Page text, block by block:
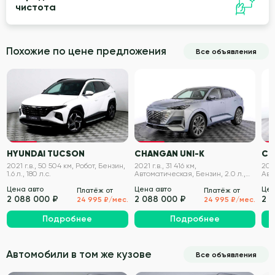
чистота
Похожие по цене предложения Все объявления
VIN проверен
HYUNDAI TUCSON
2021 г.в., 50 504 км, Робот, Бензин,
1.6 л., 180 л.с.
Цена авто
2 088 000 ₽
Платёж от
24 995 ₽/мес.
Подробнее
VIN проверен
CHANGAN UNI-K
2021 г.в., 31 416 км,
Автоматическая, Бензин, 2.0 л.,
Цена авто
2 088 000 ₽
Платёж от
24 995 ₽/мес.
Подробнее
2
Автомобили в том же кузове Все объявления